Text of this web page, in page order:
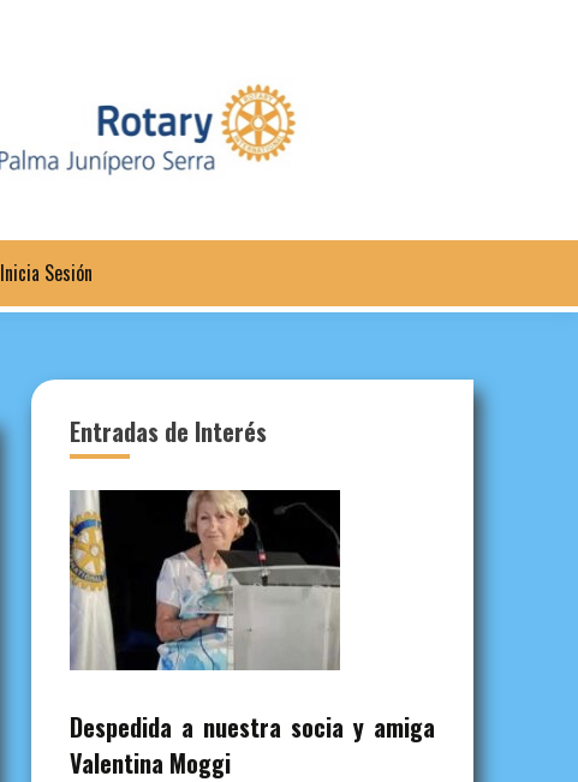
Inicia Sesión
Entradas de Interés
Despedida a nuestra socia y amiga
Valentina Moggi